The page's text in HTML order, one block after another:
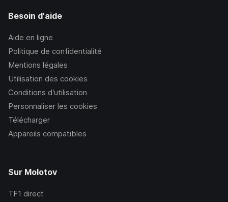
Besoin d'aide
Aide en ligne
Politique de confidentialité
Mentions légales
Utilisation des cookies
Conditions d’utilisation
Personnaliser les cookies
Télécharger
Appareils compatibles
Sur Molotov
TF1 direct